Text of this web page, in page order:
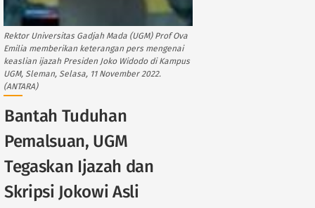
Rektor Universitas Gadjah Mada (UGM) Prof Ova
Emilia memberikan keterangan pers mengenai
keaslian ijazah Presiden Joko Widodo di Kampus
UGM, Sleman, Selasa, 11 November 2022.
(ANTARA)
Bantah Tuduhan
Pemalsuan, UGM
Tegaskan Ijazah dan
Skripsi Jokowi Asli